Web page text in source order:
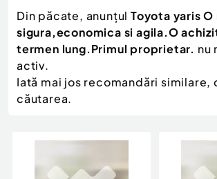
Mama si copilul
Moda si frumusete
Sport, timp liber, arta
Agro si Industrie
Locuri de munca
Inchiriere Bunuri si Vehicule
Scutere - ATV - UTV
Autoutilitare
Ambarcatiuni
Camioane - Rulote - Remorci
Motociclete
Utilaje agricole si industriale
Dacia Duster
Din păcate, anunțul Toyota yaris O
sigura,economica si agila.O
termen lung.Primul proprietar. nu
activ.
Iată mai jos recomandări similare,
căutarea.